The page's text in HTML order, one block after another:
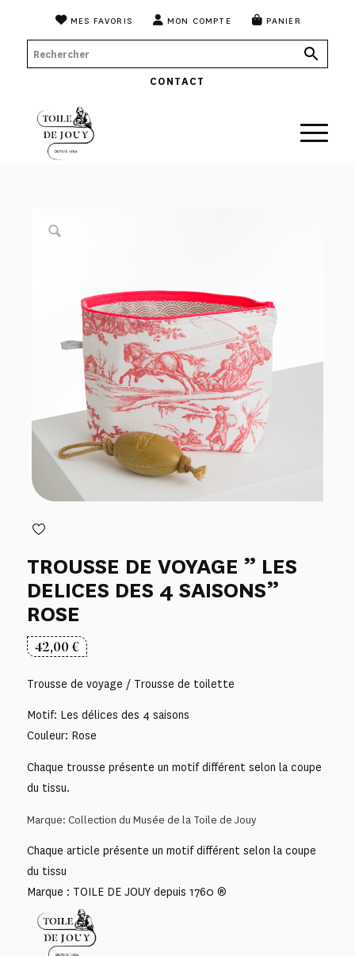
MES FAVORIS MON COMPTE PANIER
CONTACT
TROUSSE DE VOYAGE ” LES
DELICES DES 4 SAISONS”
ROSE
42,00€
Trousse de voyage / Trousse de toilette
Motif: Les délices des 4 saisons
Couleur: Rose
Chaque trousse présente un motif différent selon la coupe
du tissu.
Marque: Collection du Musée de la Toile de Jouy
Chaque article présente un motif différent selon la coupe
du tissu
Marque : TOILE DE JOUY depuis 1760 ®